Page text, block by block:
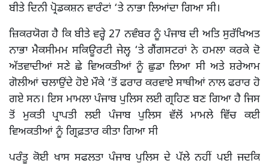
ਬੀਤੇ ਦਿਨੀ ਪ੍ਰੋਡਕਸ਼ਨ ਵਾਰੰਟਾਂ ‘ਤੇ ਨਾਭਾ ਲਿਆਂਦਾ ਗਿਆ ਸੀ।
ਜ਼ਿਕਰਯੋਗ ਹੈ ਕਿ ਬੀਤੇ ਵਰ੍ਹੇ 27 ਨਵੰਬਰ ਨੂੰ ਪੰਜਾਬ ਦੀ ਅਤਿ ਸੁਰੱਖਿਅਤ
ਨਾਭਾ ਮੈਕਸੀਮਮ ਸਕਿਊਰਟੀ ਜੇਲ੍ਹ ‘ਤੇ ਗੈਂਗਸਟਰਾਂ ਨੇ ਹਮਲਾ ਕਰਕੇ ਦੋ
ਅੱਤਵਾਦੀਆਂ ਸਣੇ ਛੇ ਵਿਅਕਤੀਆਂ ਨੂੰ ਛੁਡਾ ਲਿਆ ਸੀ ਅਤੇ ਸ਼ਰੇਆਮ
ਗੋਲੀਆਂ ਚਲਾਉਂਦੇ ਹੋਏ ਮੌਕੇ ‘ਤੋਂ ਫਰਾਰ ਕਰਵਾਏ ਸਾਥੀਆਂ ਨਾਲ ਫਰਾਰ ਹੋ
ਗਏ ਸਨ। ਇਸ ਮਾਮਲਾ ਪੰਜਾਬ ਪੁਲਿਸ ਲਈ ਗ੍ਰਹਿਣ ਬਣ ਗਿਆ ਹੈ ਜਿਸ
ਤੋਂ ਮੁਕਤੀ ਪ੍ਰਾਪਤੀ ਲਈ ਪੰਜਾਬ ਪੁਲਿਸ ਵੱਲੋਂ ਮਾਮਲੇ ਵਿੱਚ ਕਈ
ਵਿਅਕਤੀਆਂ ਨੂੰ ਗ੍ਰਿਫ਼ਤਾਰ ਕੀਤਾ ਗਿਆ ਸੀ
ਪਰੰਤੂ ਕੋਈ ਖਾਸ ਸਫਲਤਾ ਪੰਜਾਬ ਪੁਲਿਸ ਦੇ ਪੱਲੇ ਨਹੀਂ ਪਈ ਜਦਕਿ